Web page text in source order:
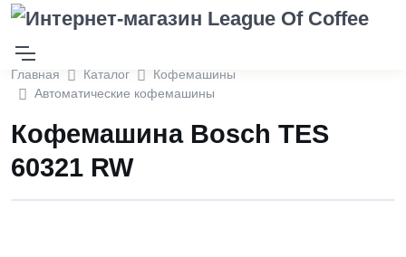
Главная Каталог
Кофемашины
Автоматические кофемашины
Кофемашина Bosch TES
60321 RW